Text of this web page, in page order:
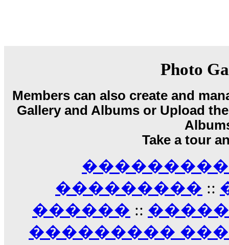
Echo, ���� �� ������� ��
������ �� �����.. "������" ���
15:33
��������� ����, ���������
����� ��������� ��
������! ��� ������ �� �����...
������� ���� ���� ������;
Photo
Members can also create and
Gallery and Albums or Upload
Take a tour
���������
��������� ::
������ ::
���������